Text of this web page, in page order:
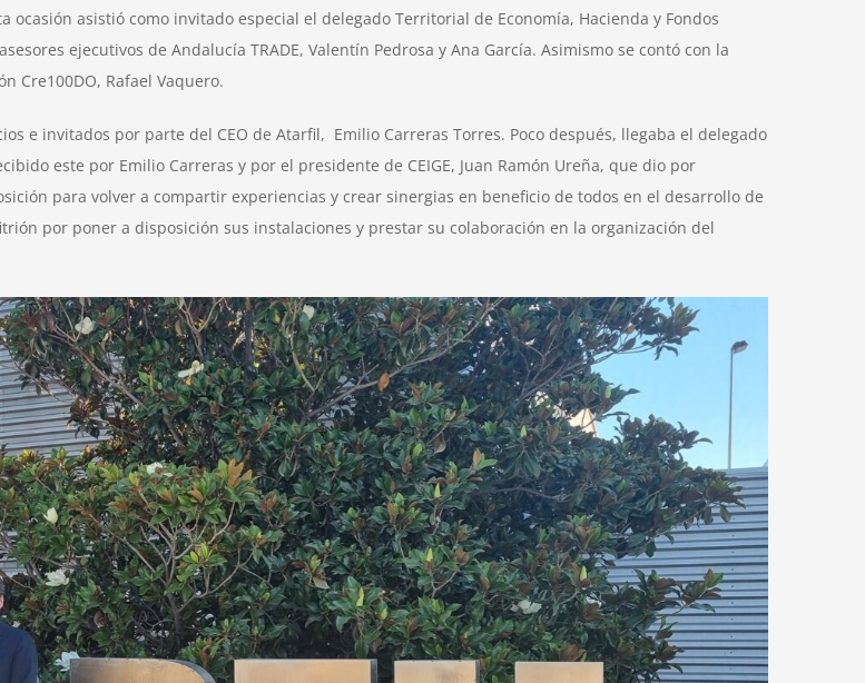
asistió como invitado especial el delegado Territorial de Economía, Hacienda y Fondos
ejecutivos de Andalucía TRADE, Valentín Pedrosa y Ana García. Asimismo se contó con la
Cre100DO, Rafael Vaquero.
e invitados por parte del CEO de Atarfil, Emilio Carreras Torres. Poco después, llegaba el delegado
este por Emilio Carreras y por el presidente de CEIGE, Juan Ramón Ureña, que dio por
para volver a compartir experiencias y crear sinergias en beneficio de todos en el desarrollo de
por poner a disposición sus instalaciones y prestar su colaboración en la organización del